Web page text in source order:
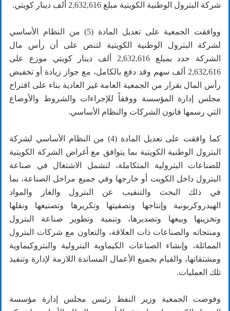
شركة البترول الوطنية الكويتية مبلغ 2,632,616 ألف دينار كويتي.
ووافقت الجمعية على تعديل المادة (5) من النظام الأساسي
لشركة البترول الوطنية الكويتية لتنص على أن رأس مال
الشركة حدد بمبلغ 2,632,616 ألف دينار كويتي موزع على
2,632,616 ألف سهم وقد دفع بالكامل، مع جواز زيادة أو تخفيض
رأس المال بقرار من الجمعية العامة غير العادية بناء على اقتراح
مجلس إدارة المؤسسة ووفقاً للإجراءات والشروط والأوضاع
التي رسمها قانون الشركات والنظام الأساسي.
كما وافقت على تعديل المادة (4) من النظام الأساسي لشركة
البترول الوطنية الكويتية بما يتوافق مع أغراض الشركة الكويتية
للصناعات البترولية المتكاملة، لتشمل الاشتغال في صناعة
البترول داخل الكويت أو خارجها وفي جميع مراحل الصناعة، بما
في ذلك البحث والتنقيب عن البترول والغاز والمواد
الهيدروكربونية وإنتاجها وتصفيتها وتكريرها وتصنيعها ونقلها
وتخزينها وبيعها وتصديرها، وتنمية وتطوير صناعة البترول
ومنتجاته والصناعات ذات العلاقة، والتعاون مع شركات البترول
المماثلة، وإنشاء الصناعات الكيماوية البترولية والبتروكيماوية
ومشتقاتها، والقيام بجميع الأعمال المساندة اللازمة لإدارة وتنفيذ
تلك العمليات.
وفوضت الجمعية وزير النفط رئيس مجلس إدارة مؤسسة